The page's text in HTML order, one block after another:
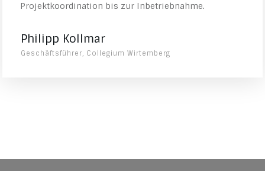
Projektkoordination bis zur Inbetriebnahme.
Philipp Kollmar
Geschäftsführer, Collegium Wirtemberg